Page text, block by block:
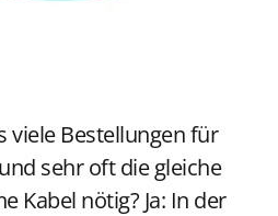
viele Bestellungen für
sehr oft die gleiche
Kabel nötig? Ja: In der